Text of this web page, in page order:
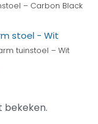
– Carbon Black
tuinstoel – Wit
bekeken.